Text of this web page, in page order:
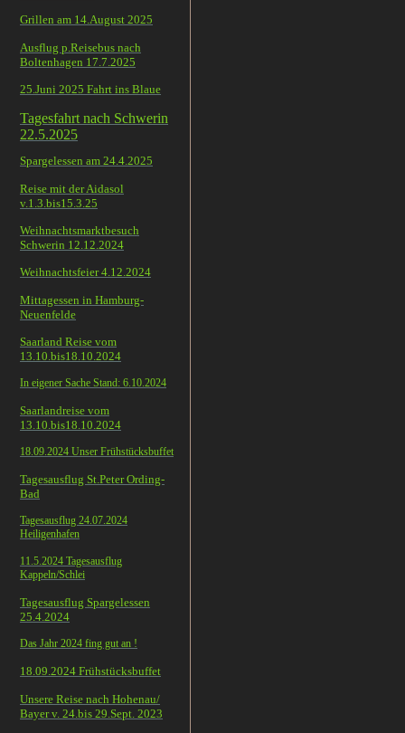
Grillen am 14.August 2025
Ausflug p.Reisebus nach
Boltenhagen 17.7.2025
25.Juni 2025 Fahrt ins Blaue
Tagesfahrt nach Schwerin
22.5.2025
Spargelessen am 24.4.2025
Reise mit der Aidasol
v.1.3.bis15.3.25
Weihnachtsmarktbesuch
Schwerin 12.12.2024
Weihnachtsfeier 4.12.2024
Mittagessen in Hamburg-
Neuenfelde
Saarland Reise vom
13.10.bis18.10.2024
In eigener Sache Stand: 6.10.2024
Saarlandreise vom
13.10.bis18.10.2024
18.09.2024 Unser Frühstücksbuffet
Tagesausflug St.Peter Ording-
Bad
Tagesausflug 24.07.2024
Heiligenhafen
11.5.2024 Tagesausflug
Kappeln/Schlei
Tagesausflug Spargelessen
25.4.2024
Das Jahr 2024 fing gut an !
18.09.2024 Frühstücksbuffet
Unsere Reise nach Hohenau/
Bayer v. 24.bis 29.Sept. 2023